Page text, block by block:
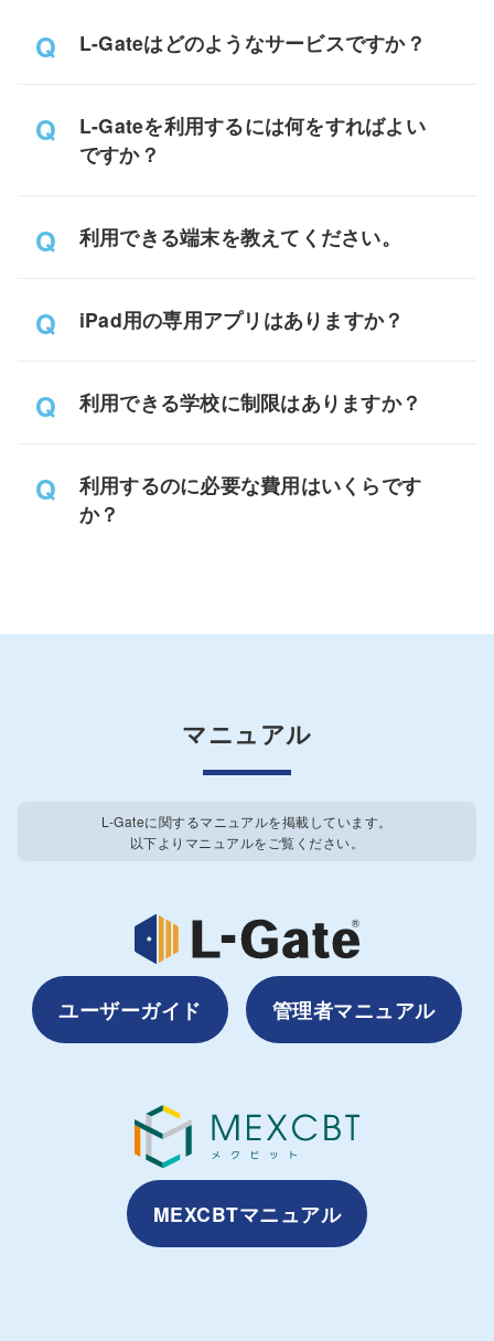
L-Gateはどのようなサービスですか？
L-Gateを利用するには何をすればよい
ですか？
利用できる端末を教えてください。
iPad用の専用アプリはありますか？
利用できる学校に制限はありますか？
利用するのに必要な費用はいくらです
か？
マニュアル
L-Gateに関するマニュアルを掲載しています。
以下よりマニュアルをご覧ください。
ユーザーガイド 管理者マニュアル
MEXCBTマニュアル